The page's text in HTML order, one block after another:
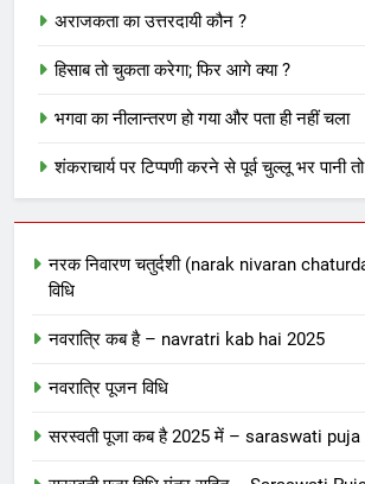
अराजकता का उत्तरदायी कौन ?
हिसाब तो चुकता करेगा; फिर आगे क्या ?
भगवा का नीलान्तरण हो गया और पता ही नहीं चला
शंकराचार्य पर टिप्पणी करने से पूर्व चुल्लू भर पानी तो
नरक निवारण चतुर्दशी (narak nivaran
विधि
नवरात्रि कब है – navratri kab hai 2025
नवरात्रि पूजन विधि
सरस्वती पूजा कब है 2025 में – saraswati